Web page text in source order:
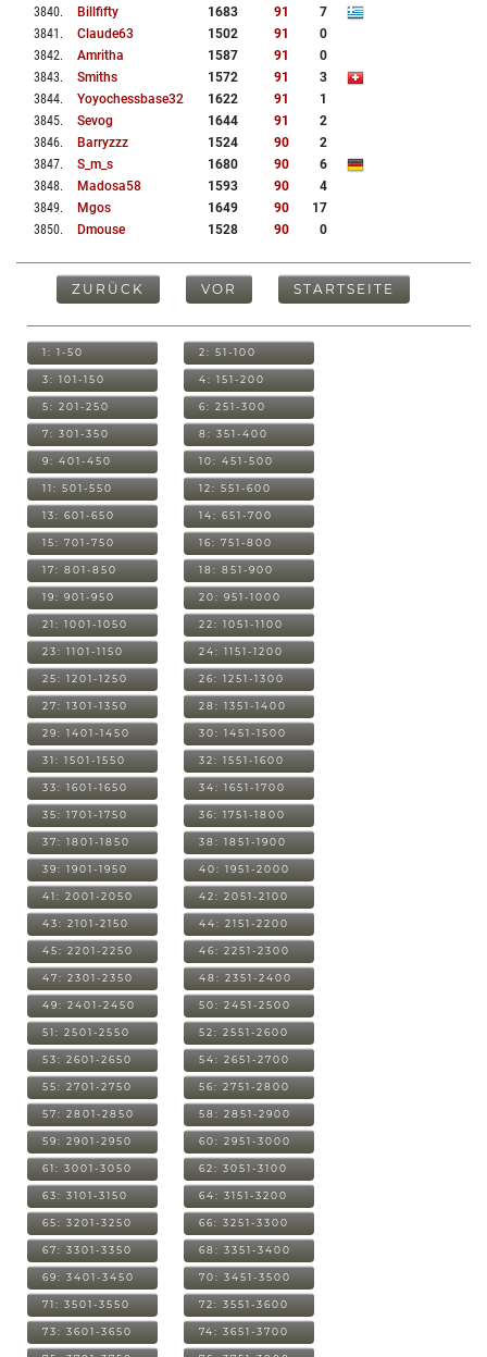
3840. Billfifty 1683 91
7
3841 . Claude63 1502 91
0
3842. Amritha 1587 91
0
3843. Smiths 1572 91
3
3844. Yoyochessbase32 1622 91
1
3845. Sevog 1644 91
2
3846. Barryzzz 1524 90
2
3847. S_m_s 1680 90
6
3848. Madosa58 1593 90
4
3849. Mgos 1649 90
17
3850. Dmouse 1528 90 0
ZURÜCK VOR STARTSEITE
1: 1-50 2: 51-100
3: 101-150 4: 151-200
5: 201-250 6: 251-300
7: 301-350 8: 351-400
9: 401-450 10: 451-500
11: 501-550 12: 551-600
13: 601-650 14: 651-700
15: 701-750 16: 751-800
17: 801-850 18: 851-900
19: 901-950 20: 951-1000
21: 1001-1050 22: 1051-1100
23: 1101-1150 24: 1151-1200
25: 1201-1250 26: 1251-1300
27: 1301-1350 28: 1351-1400
29: 1401-1450 30: 1451-1500
31: 1501-1550 32: 1551-1600
33: 1601-1650 34: 1651-1700
35: 1701-1750 36: 1751-1800
37: 1801-1850 38: 1851-1900
39: 1901-1950 40: 1951-2000
41: 2001-2050 42: 2051-2100
43: 2101-2150 44: 2151-2200
45: 2201-2250 46: 2251-2300
47: 2301-2350 48: 2351-2400
49: 2401-2450 50: 2451-2500
51: 2501-2550 52: 2551-2600
53: 2601-2650 54: 2651-2700
55: 2701-2750 56: 2751-2800
57: 2801-2850 58: 2851-2900
59: 2901-2950 60: 2951-3000
61: 3001-3050 62: 3051-3100
63: 3101-3150 64: 3151-3200
65: 3201-3250 66: 3251-3300
67: 3301-3350 68: 3351-3400
69: 3401-3450 70: 3451-3500
71: 3501-3550 72: 3551-3600
73: 3601-3650 74: 3651-3700